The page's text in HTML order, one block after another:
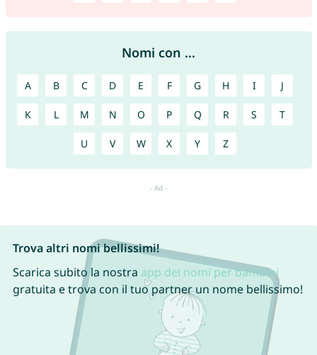
Nomi con ...
A B C D E F G H I J
K L M N O P Q R S T
U V W X Y Z
Trova altri nomi bellissimi!
Scarica subito la nostra app dei nomi per bambini
gratuita e trova con il tuo partner un nome bellissimo!